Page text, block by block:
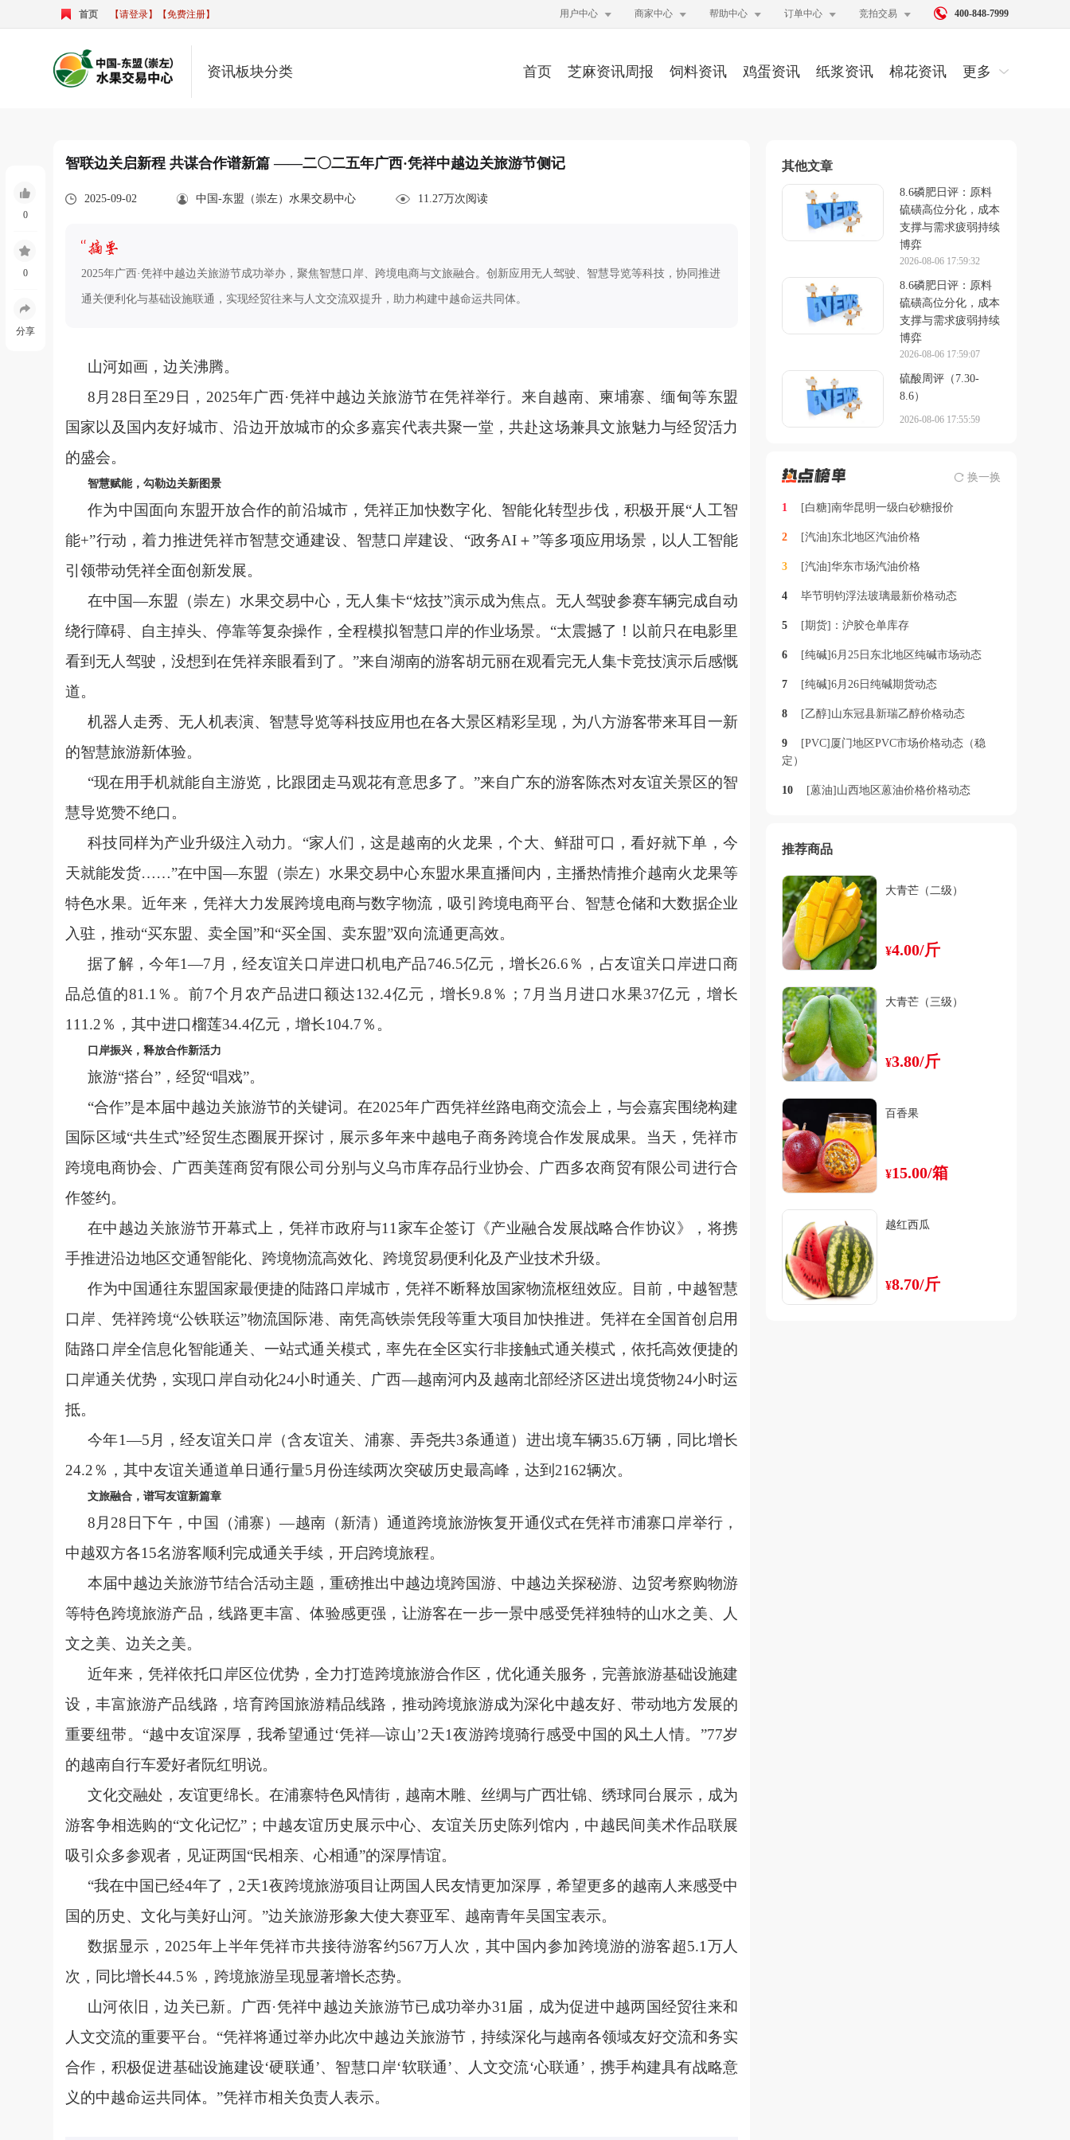
首页 【请登录】 【免费注册】 用户中心  商家中心  帮助中心  订单中心  竞拍交易   400-848-7999
资讯板块分类 首页 芝麻资讯周报 饲料资讯 鸡蛋资讯 纸浆资讯 棉花资讯 更多
智联边关启新程 共谋合作谱新篇 ——二〇二五年广西·凭祥中越边关旅游节侧记
2025-09-02 中国-东盟（崇左）水果交易中心 11.27万次阅读
2025年广西·凭祥中越边关旅游节成功举办，聚焦智慧口岸、跨境电商与文旅融合。创新应用无人驾驶、智慧导览等科技，协同推进
通关便利化与基础设施联通，实现经贸往来与人文交流双提升，助力构建中越命运共同体。
山河如画，边关沸腾。
8月28日至29日，2025年广西·凭祥中越边关旅游节在凭祥举行。来自越南、柬埔寨、缅甸等东盟
国家以及国内友好城市、沿边开放城市的众多嘉宾代表共聚一堂，共赴这场兼具文旅魅力与经贸活力
的盛会。
智慧赋能，勾勒边关新图景
作为中国面向东盟开放合作的前沿城市，凭祥正加快数字化、智能化转型步伐，积极开展“人工智
能+”行动，着力推进凭祥市智慧交通建设、智慧口岸建设、“政务AI＋”等多项应用场景，以人工智能
引领带动凭祥全面创新发展。
在中国—东盟（崇左）水果交易中心，无人集卡“炫技”演示成为焦点。无人驾驶参赛车辆完成自动
绕行障碍、自主掉头、停靠等复杂操作，全程模拟智慧口岸的作业场景。“太震撼了！以前只在电影里
看到无人驾驶，没想到在凭祥亲眼看到了。”来自湖南的游客胡元丽在观看完无人集卡竞技演示后感慨
道。
机器人走秀、无人机表演、智慧导览等科技应用也在各大景区精彩呈现，为八方游客带来耳目一新
的智慧旅游新体验。
“现在用手机就能自主游览，比跟团走马观花有意思多了。”来自广东的游客陈杰对友谊关景区的智
慧导览赞不绝口。
科技同样为产业升级注入动力。“家人们，这是越南的火龙果，个大、鲜甜可口，看好就下单，今
天就能发货……”在中国—东盟（崇左）水果交易中心东盟水果直播间内，主播热情推介越南火龙果等
特色水果。近年来，凭祥大力发展跨境电商与数字物流，吸引跨境电商平台、智慧仓储和大数据企业
入驻，推动“买东盟、卖全国”和“买全国、卖东盟”双向流通更高效。
据了解，今年1—7月，经友谊关口岸进口机电产品746.5亿元，增长26.6％，占友谊关口岸进口商
品总值的81.1％。前7个月农产品进口额达132.4亿元，增长9.8％；7月当月进口水果37亿元，增长
111.2％，其中进口榴莲34.4亿元，增长104.7％。
口岸振兴，释放合作新活力
旅游“搭台”，经贸“唱戏”。
“合作”是本届中越边关旅游节的关键词。在2025年广西凭祥丝路电商交流会上，与会嘉宾围绕构建
国际区域“共生式”经贸生态圈展开探讨，展示多年来中越电子商务跨境合作发展成果。当天，凭祥市
跨境电商协会、广西美莲商贸有限公司分别与义乌市库存品行业协会、广西多农商贸有限公司进行合
作签约。
在中越边关旅游节开幕式上，凭祥市政府与11家车企签订《产业融合发展战略合作协议》，将携
手推进沿边地区交通智能化、跨境物流高效化、跨境贸易便利化及产业技术升级。
作为中国通往东盟国家最便捷的陆路口岸城市，凭祥不断释放国家物流枢纽效应。目前，中越智慧
口岸、凭祥跨境“公铁联运”物流国际港、南凭高铁崇凭段等重大项目加快推进。凭祥在全国首创启用
陆路口岸全信息化智能通关、一站式通关模式，率先在全区实行非接触式通关模式，依托高效便捷的
口岸通关优势，实现口岸自动化24小时通关、广西—越南河内及越南北部经济区进出境货物24小时运
抵。
今年1—5月，经友谊关口岸（含友谊关、浦寨、弄尧共3条通道）进出境车辆35.6万辆，同比增长
24.2％，其中友谊关通道单日通行量5月份连续两次突破历史最高峰，达到2162辆次。
文旅融合，谱写友谊新篇章
8月28日下午，中国（浦寨）—越南（新清）通道跨境旅游恢复开通仪式在凭祥市浦寨口岸举行，
中越双方各15名游客顺利完成通关手续，开启跨境旅程。
本届中越边关旅游节结合活动主题，重磅推出中越边境跨国游、中越边关探秘游、边贸考察购物游
等特色跨境旅游产品，线路更丰富、体验感更强，让游客在一步一景中感受凭祥独特的山水之美、人
文之美、边关之美。
近年来，凭祥依托口岸区位优势，全力打造跨境旅游合作区，优化通关服务，完善旅游基础设施建
设，丰富旅游产品线路，培育跨国旅游精品线路，推动跨境旅游成为深化中越友好、带动地方发展的
重要纽带。“越中友谊深厚，我希望通过‘凭祥—谅山’2天1夜游跨境骑行感受中国的风土人情。”77岁
的越南自行车爱好者阮红明说。
文化交融处，友谊更绵长。在浦寨特色风情街，越南木雕、丝绸与广西壮锦、绣球同台展示，成为
游客争相选购的“文化记忆”；中越友谊历史展示中心、友谊关历史陈列馆内，中越民间美术作品联展
吸引众多参观者，见证两国“民相亲、心相通”的深厚情谊。
“我在中国已经4年了，2天1夜跨境旅游项目让两国人民友情更加深厚，希望更多的越南人来感受中
国的历史、文化与美好山河。”边关旅游形象大使大赛亚军、越南青年吴国宝表示。
数据显示，2025年上半年凭祥市共接待游客约567万人次，其中国内参加跨境游的游客超5.1万人
次，同比增长44.5％，跨境旅游呈现显著增长态势。
山河依旧，边关已新。广西·凭祥中越边关旅游节已成功举办31届，成为促进中越两国经贸往来和
人文交流的重要平台。“凭祥将通过举办此次中越边关旅游节，持续深化与越南各领域友好交流和务实
合作，积极促进基础设施建设‘硬联通’、智慧口岸‘软联通’、人文交流‘心联通’，携手构建具有战略意
义的中越命运共同体。”凭祥市相关负责人表示。
其他文章
8.6磷肥日评：原料
硫磺高位分化，成本
支撑与需求疲弱持续
博弈
2026-08-06 17:59:32
8.6磷肥日评：原料
硫磺高位分化，成本
支撑与需求疲弱持续
博弈
2026-08-06 17:59:07
硫酸周评（7.30-
8.6）
2026-08-06 17:55:59
换一换
1 [白糖]南华昆明一级白砂糖报价
2 [汽油]东北地区汽油价格
3 [汽油]华东市场汽油价格
4 毕节明钧浮法玻璃最新价格动态
5 [期货]：沪胶仓单库存
6 [纯碱]6月25日东北地区纯碱市场动态
7 [纯碱]6月26日纯碱期货动态
8 [乙醇]山东冠县新瑞乙醇价格动态
9
[PVC]厦门地区PVC市场价格动态（稳
定）
10 [蒽油]山西地区蒽油价格价格动态
推荐商品
大青芒（二级）
¥4.00/斤
大青芒（三级）
¥3.80/斤
百香果
¥15.00/箱
越红西瓜
¥8.70/斤
0
0
分享